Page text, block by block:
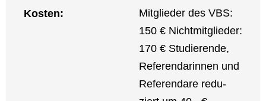
Kos­ten:
Mit­glie­der des VBS:
150 € Nicht­mit­glie­der:
170 € Stu­die­ren­de,
Refe­ren­da­rin­nen und
Refe­ren­da­re redu­